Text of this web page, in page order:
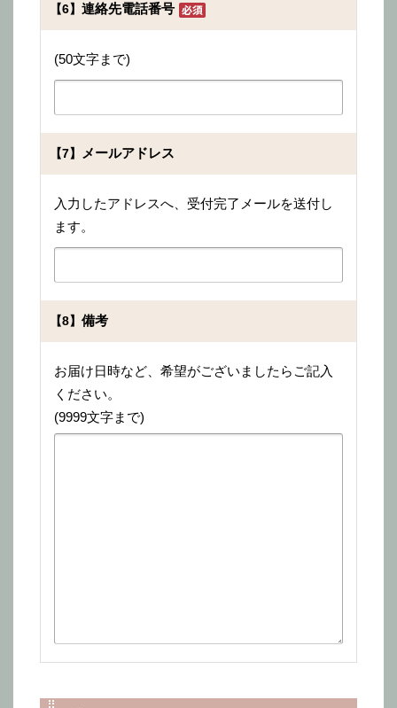
【6】 連絡先電話番号
(50文字まで)
【7】 メールアドレス
入力したアドレスへ、受付完了メールを送付し
ます。
【8】 備考
お届け日時など、希望がございましたらご記入
ください。
(9999文字まで)